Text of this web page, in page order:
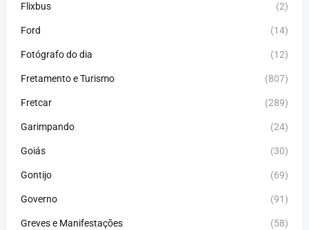
Flixbus (2)
Ford (14)
Fotógrafo do dia (12)
Fretamento e Turismo (807)
Fretcar (289)
Garimpando (24)
Goiás (30)
Gontijo (69)
Governo (91)
Greves e Manifestações (58)